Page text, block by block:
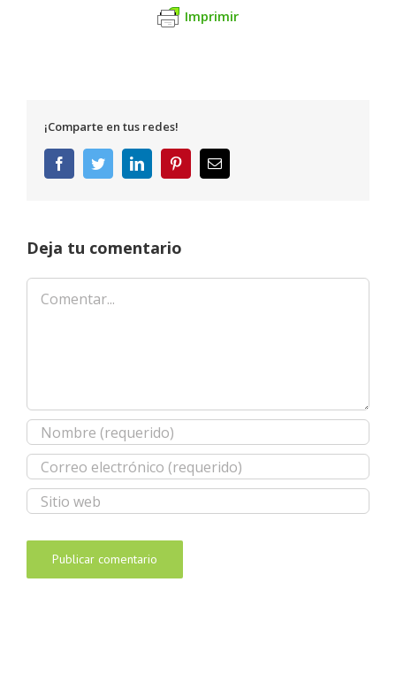
Imprimir
¡Comparte en tus redes!
FacebookTwitterLinkedInPinterestCorreo
electrónico
Deja tu comentario
Comentar